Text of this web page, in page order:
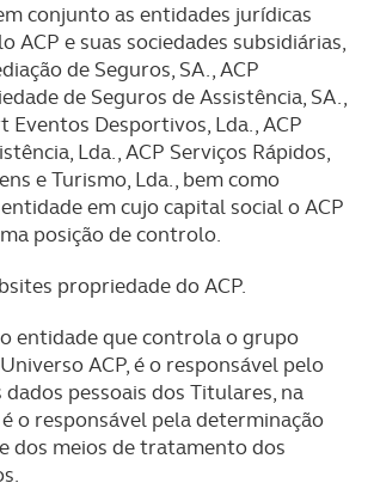
conjunto as entidades jurídicas
ACP e suas sociedades subsidiárias,
de Seguros, SA., ACP
de Seguros de Assistência, SA.,
Eventos Desportivos, Lda., ACP
Lda., ACP Serviços Rápidos,
e Turismo, Lda., bem como
em cujo capital social o ACP
posição de controlo.
propriedade do ACP.
entidade que controla o grupo
ACP, é o responsável pelo
pessoais dos Titulares, na
o responsável pela determinação
dos meios de tratamento dos